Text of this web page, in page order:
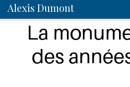
Alexis Dumont
La
des